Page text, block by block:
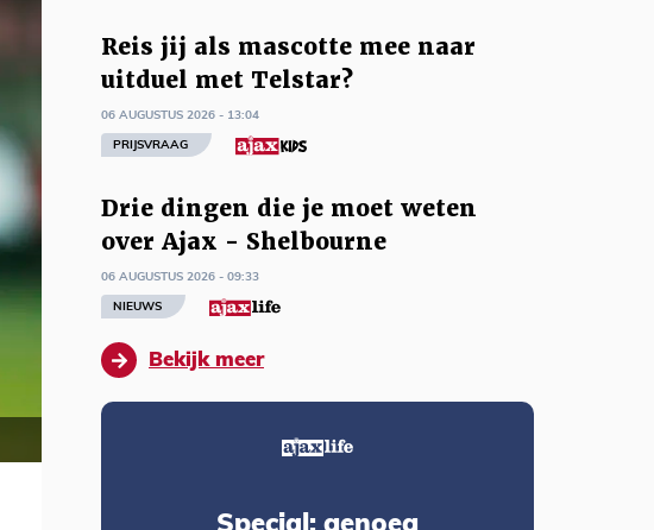
Reis jij als mascotte mee naar
uitduel met Telstar?
06 AUGUSTUS 2026 - 13:04
PRIJSVRAAG
Drie dingen die je moet weten
over Ajax - Shelbourne
06 AUGUSTUS 2026 - 09:33
NIEUWS
Bekijk meer